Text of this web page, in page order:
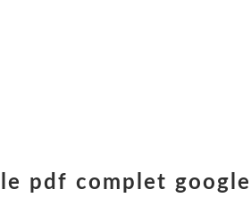
pdf complet